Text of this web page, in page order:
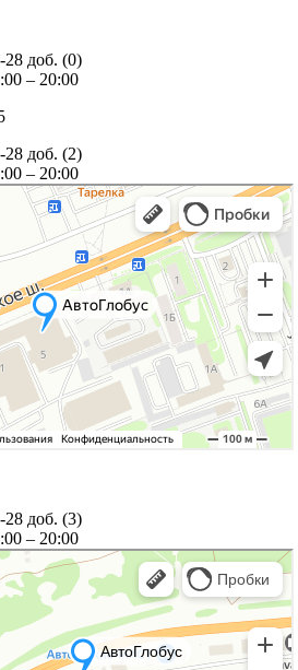
28 доб. (0)
– 20:00
28 доб. (2)
– 20:00
28 доб. (3)
– 20:00